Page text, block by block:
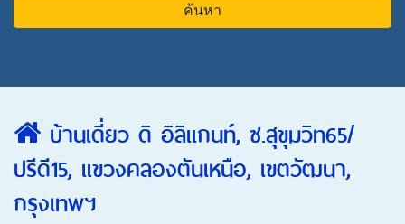
ค้นหา
บ้านเดี่ยว ดิ อิลิแกนท์, ซ.สุขุมวิท65/
ปรีดี15, แขวงคลองตันเหนือ, เขตวัฒนา,
กรุงเทพฯ